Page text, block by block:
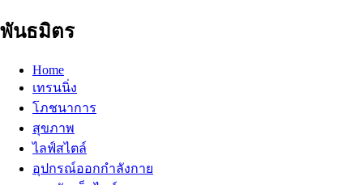
พันธมิตร
Home
เทรนนิ่ง
โภชนาการ
สุขภาพ
ไลฟ์สไตล์
อุปกรณ์ออกกำลังกาย